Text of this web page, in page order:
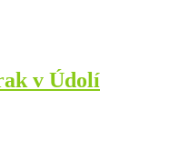
v Údolí